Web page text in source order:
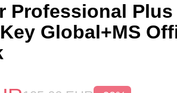
Professional Plus
Global+MS